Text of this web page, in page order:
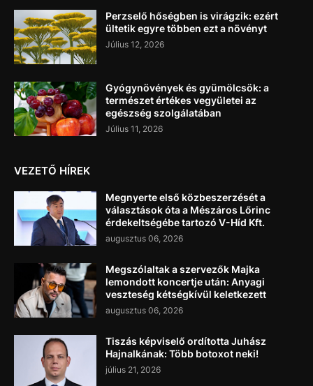
Perzselő hőségben is virágzik: ezért
ültetik egyre többen ezt a növényt
Július 12, 2026
Gyógynövények és gyümölcsök: a
természet értékes vegyületei az
egészség szolgálatában
Július 11, 2026
VEZETŐ HÍREK
Megnyerte első közbeszerzését a
választások óta a Mészáros Lőrinc
érdekeltségébe tartozó V-Híd Kft.
augusztus 06, 2026
Megszólaltak a szervezők Majka
lemondott koncertje után: Anyagi
veszteség kétségkívül keletkezett
augusztus 06, 2026
Tiszás képviselő ordította Juhász
Hajnalkának: Több botoxot neki!
július 21, 2026